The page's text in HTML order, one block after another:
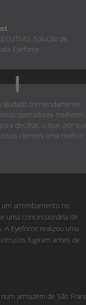
, Solução de
Eyeforce
ajudado tremendamente,
operadores melhores
decifrar, o que, por sua
clientes uma melhor
arrombamento no
uma concessionária de
A Eyeforce realizou uma
fugiram antes de
armazém de São